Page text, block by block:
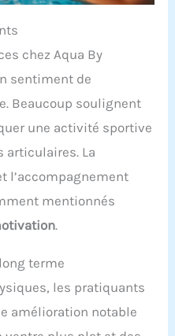
chez Aqua By
sentiment de
Beaucoup soulignent
une activité sportive
articulaires. La
l’accompagnement
mentionnés
.
terme
les pratiquants
amélioration notable